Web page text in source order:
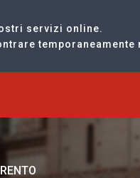
servizi online.
temporaneamente